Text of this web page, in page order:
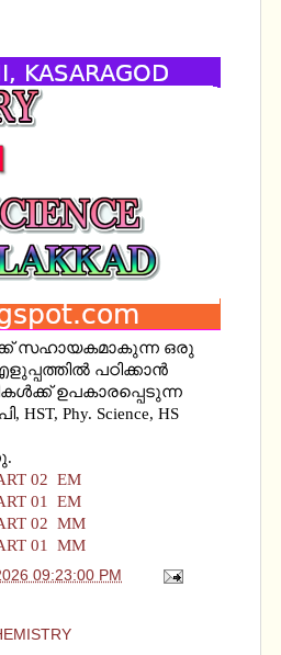
സഹായകമാകുന്ന ഒരു
പഠിക്കാൻ
ഉപകാരപ്പെടുന്ന
HST, Phy. Science, HS
02 EM
01 EM
02 MM
01 MM
09:23:00 PM